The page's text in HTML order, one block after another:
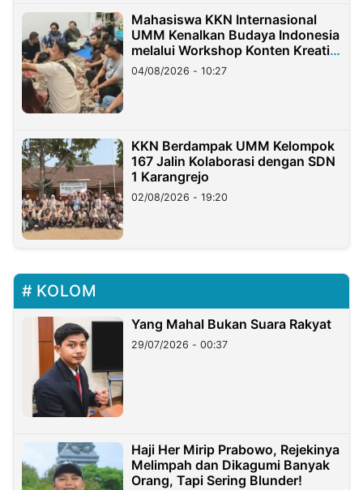
Mahasiswa KKN Internasional
UMM Kenalkan Budaya Indonesia
melalui Workshop Konten Kreatif
di Taiwan
04/08/2026 - 10:27
KKN Berdampak UMM Kelompok
167 Jalin Kolaborasi dengan SDN
1 Karangrejo
02/08/2026 - 19:20
KOLOM
Yang Mahal Bukan Suara Rakyat
29/07/2026 - 00:37
Haji Her Mirip Prabowo, Rejekinya
Melimpah dan Dikagumi Banyak
Orang, Tapi Sering Blunder!